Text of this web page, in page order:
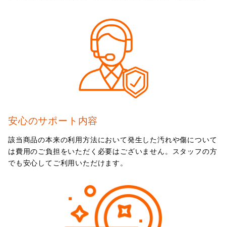
安心のサポート内容
該当商品の本来の利用方法において発生した汚れや傷について
は費用のご負担をいただく必要はございません。スタッフの方
でも安心してご利用いただけます。